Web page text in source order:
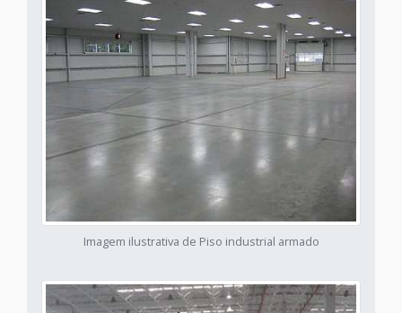
Imagem ilustrativa de Piso industrial armado